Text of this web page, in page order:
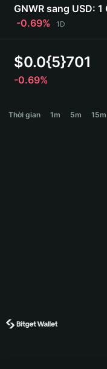
Bahasa Indonesia
ภาษาไทย
हिन्दी
Español
Português (Brasil)
GNWR sang USD: 1
-0.69%
1D
$0.0{5}701
-0.69%
Thời gian 1m 5m 15m